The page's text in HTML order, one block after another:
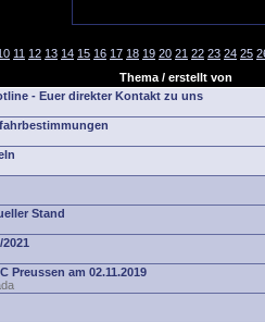
11 12 13 14 15 16 17 18 19 20 21 22 23 24 25
Thema / erstellt von
- Euer direkter Kontakt zu uns
Stand
Preussen am 02.11.2019